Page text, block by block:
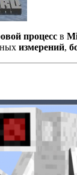
процесс в
измерений,